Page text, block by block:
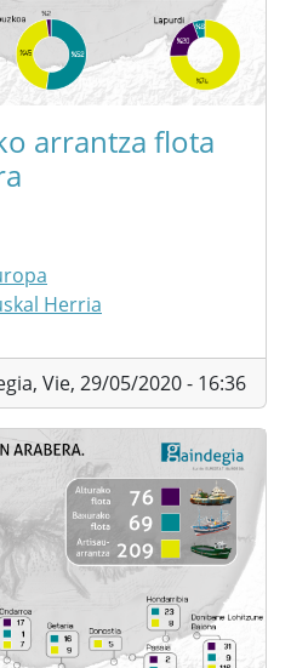
arrantza flota
Herria
Vie, 29/05/2020 - 16:36